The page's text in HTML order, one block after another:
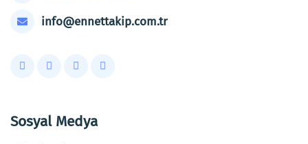
info@ennettakip.com.tr
Sosyal Medya